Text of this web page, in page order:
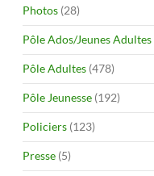
Photos (28)
Pôle Ados/Jeunes Adultes
Pôle Adultes (478)
Pôle Jeunesse (192)
Policiers (123)
Presse (5)